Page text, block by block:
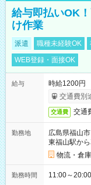
給与即払いOK
け作業
派遣 職種未経験OK
WEB登録・面接OK
給与
時給1200円
交通費別
交通費 交通
勤務地
広島県福山市
東福山駅か
物流・倉
勤務時間